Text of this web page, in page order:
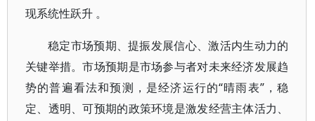
现系统性跃升 。
稳定市场预期、提振发展信心、激活内生动力的
关键举措。市场预期是市场参与者对未来经济发展趋
势的普遍看法和预测，是经济运行的“晴雨表”，稳
定、透明、可预期的政策环境是激发经营主体活力、